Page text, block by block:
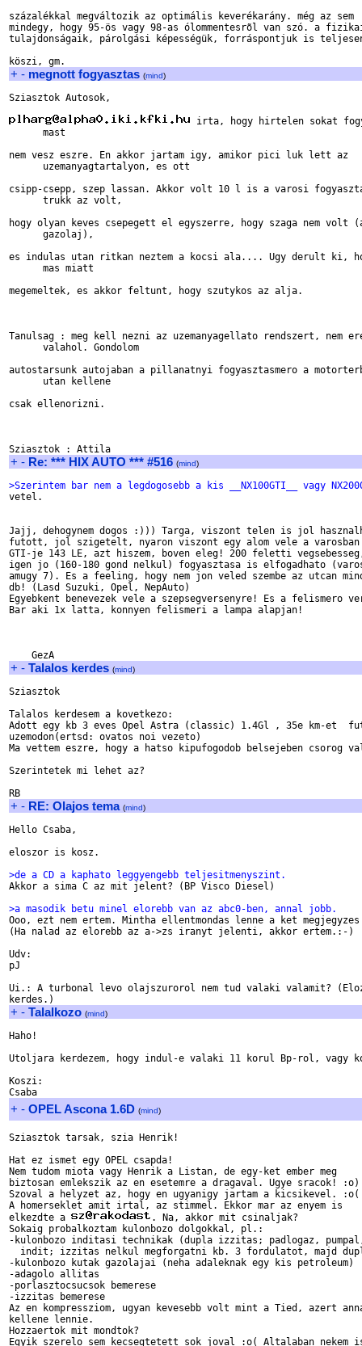
százalékkal megváltozik az optimális keverékarány. még az sem
mindegy, hogy 95-ös vagy 98-as ólommentesrõl van szó. a
tulajdonságaik, párolgási képességük, forráspontjuk is
+ - megnott fogyasztas (mind)
Sziasztok Autosok,
irta, hogy hirtelen sokat
      mast
nem vesz eszre. En akkor jartam igy, amikor pici luk lett az
      uzemanyagtartalyon, es ott
csipp-csepp, szep lassan. Akkor volt 10 l is a varosi
      trukk az volt,
hogy olyan keves csepegett el egyszerre, hogy szaga nem volt
      gazolaj),
es indulas utan ritkan neztem a kocsi ala.... Ugy derult ki,
      mas miatt
megemeltek, es akkor feltunt, hogy szutykos az alja.
Tanulsag : meg kell nezni az uzemanyagellato rendszert, nem
      valahol. Gondolom
autostarsunk autojaban a pillanatnyi fogyasztasmero a
      utan kellene
csak ellenorizni.
+ - Re: *** HIX AUTO *** #516 (mind)
>Szerintem bar nem a legdogosebb a kis __NX100GTI__ vagy
vetel.
Jajj, dehogynem dogos :))) Targa, viszont telen is jol
futott, jol szigetelt, nyaron viszont egy alom vele a
GTI-je 143 LE, azt hiszem, boven eleg! 200 feletti
igen jo (160-180 gond nelkul) fogyasztasa is elfogadhato
amugy 7). Es a feeling, hogy nem jon veled szembe az utcan
db! (Lasd Suzuki, Opel, NepAuto)
Egyebkent benevezek vele a szepsegversenyre! Es a felismero
Bar aki 1x latta, konnyen felismeri a lampa alapjan!
+ - Talalos kerdes (mind)
Sziasztok
Talalos kerdesem a kovetkezo:
Adott egy kb 3 eves Opel Astra (classic) 1.4Gl , 35e km-et
uzemodon(ertsd: ovatos noi vezeto)
Ma vettem eszre, hogy a hatso kipufogodob belsejeben csorog
Szerintetek mi lehet az?
+ - RE: Olajos tema (mind)
Hello Csaba,
eloszor is kosz.
>de a CD a kaphato leggyengebb teljesitmenyszint.
Akkor a sima C az mit jelent? (BP Visco Diesel)
>a masodik betu minel elorebb van az abc0-ben, annal jobb.
Ooo, ezt nem ertem. Mintha ellentmondas lenne a ket
(Ha nalad az elorebb az a->zs iranyt jelenti, akkor ertem.:-)
Udv:
pJ
Ui.: A turbonal levo olajszurorol nem tud valaki valamit?
+ - Talalkozo (mind)
Haho!
Utoljara kerdezem, hogy indul-e valaki 11 korul Bp-rol, vagy
Koszi:
+ - OPEL Ascona 1.6D (mind)
Sziasztok tarsak, szia Henrik!
Hat ez ismet egy OPEL csapda!
Nem tudom miota vagy Henrik a Listan, de egy-ket ember meg
biztosan emlekszik az en esetemre a dragaval. Ugye sracok! :o)
Szoval a helyzet az, hogy en ugyanigy jartam a kicsikevel. :o(
A homerseklet amit irtal, az stimmel. Ekkor mar az enyem is
elkezdte a
. Na, akkor mit csinaljak?
Sokaig probalkoztam kulonbozo dolgokkal, pl.:
-kulonbozo inditasi technikak (dupla izzitas; padlogaz,
indit; izzitas nelkul megforgatni kb. 3 fordulatot, majd
-kulonbozo kutak gazolajai (neha adaleknak egy kis petroleum)
-adagolo allitas
-porlasztocsucsok bemerese
-izzitas bemerese
Az en kompressziom, ugyan kevesebb volt mint a Tied, azert
kellene lennie.
Hozzaertok mit mondtok?
Egyik szerelo sem kecsegtetett sok joval :o( Altalaban nekem